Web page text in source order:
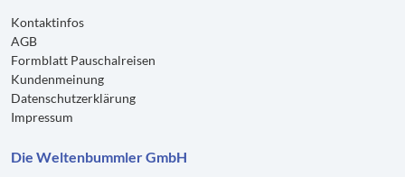
Kontaktinfos
AGB
Formblatt Pauschalreisen
Kundenmeinung
Datenschutzerklärung
Impressum
Die Weltenbummler GmbH